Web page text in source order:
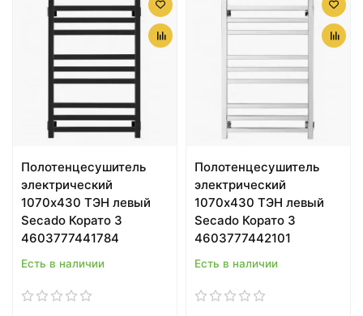
Полотенцесушитель
электрический
1070х430 ТЭН левый
Secado Корато 3
4603777441784
Есть в наличии
Полотенцесушитель
электрический
1070х430 ТЭН левый
Secado Корато 3
4603777442101
Есть в наличии